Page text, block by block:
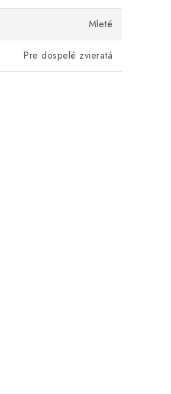
Mleté
Pre dospelé zvieratá